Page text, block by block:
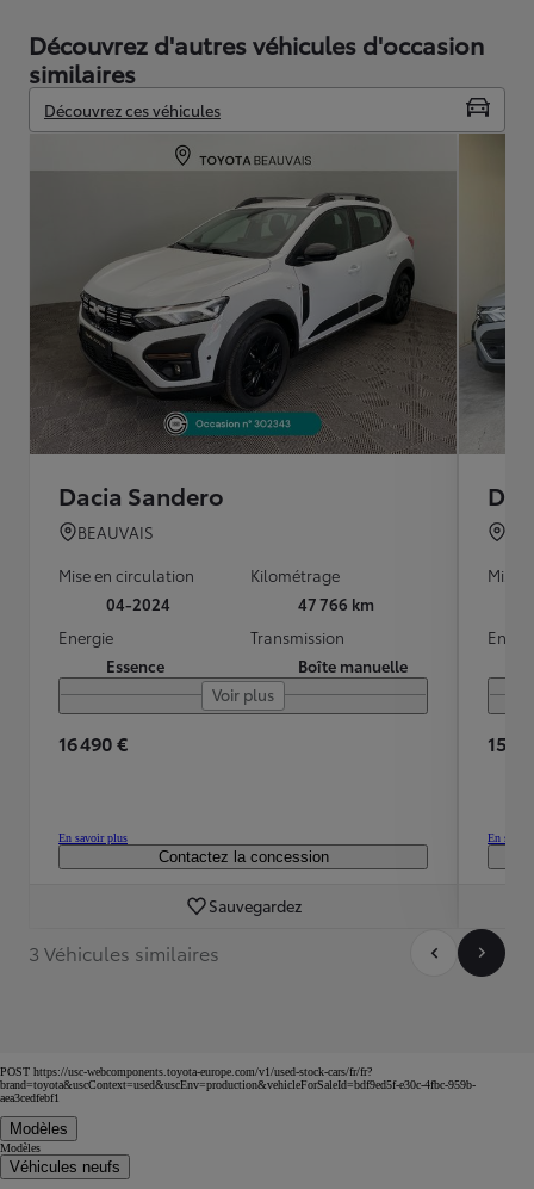
Découvrez d'autres véhicules d'occasion
similaires
Découvrez ces véhicules
Dacia Sandero
BEAUVAIS
Mise en circulation
04-2024
Kilométrage
47 766 km
Energie
Essence
Transmission
Boîte manuelle
Voir plus
16 490 €
En savoir plus
Contactez la concession
Sauvegardez
Mise
15
En
3 Véhicules similaires
POST https://usc-webcomponents.toyota-europe.com/v1/used-stock-cars/fr/fr?
brand=toyota&uscContext=used&uscEnv=production&vehicleForSaleId=bdf9ed5f-e30c-4fbc-959b-
aea3cedfebf1
Modèles
Modèles
Véhicules neufs